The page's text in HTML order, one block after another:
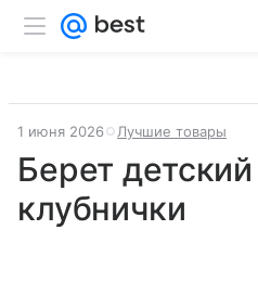
1 июня 2026 Лучшие товары
Берет
клубнички